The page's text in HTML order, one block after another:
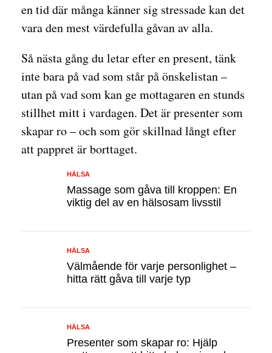
en tid där många känner sig stressade kan det
vara den mest värdefulla gåvan av alla.
Så nästa gång du letar efter en present, tänk
inte bara på vad som står på önskelistan –
utan på vad som kan ge mottagaren en stunds
stillhet mitt i vardagen. Det är presenter som
skapar ro – och som gör skillnad långt efter
att pappret är borttaget.
Massage som gåva till kroppen: En
viktig del av en hälsosam livsstil
HÄLSA
Välmående för varje personlighet –
hitta rätt gåva till varje typ
HÄLSA
Presenter som skapar ro: Hjälp
HÄLSA